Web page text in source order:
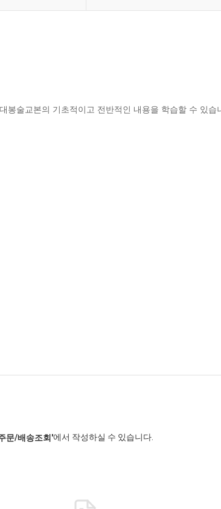
봉술교본의 기초적이고 전반적인 내용을 학습할 수 있습
문/배송조회'에서 작성하실 수 있습니다.